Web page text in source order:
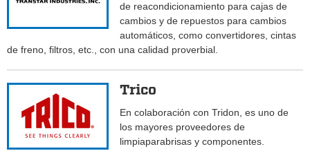
de reacondicionamiento para cajas de
cambios y de repuestos para cambios
automáticos, como convertidores, cintas
de freno, filtros, etc., con una calidad proverbial.
Trico
En colaboración con Tridon, es uno de
los mayores proveedores de
limpiaparabrisas y componentes.